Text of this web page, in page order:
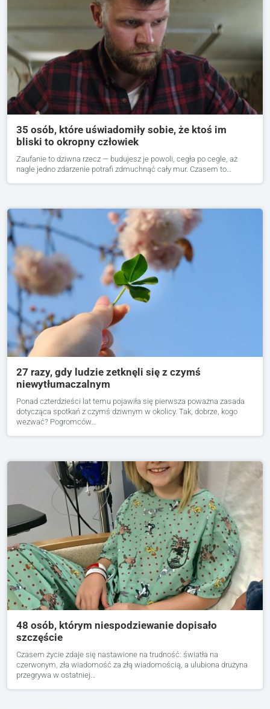
35 osób, które uświadomiły sobie, że ktoś im
bliski to okropny człowiek
Zaufanie to dziwna rzecz — budujesz je powoli, cegła po cegle, aż
nagle jedno zdarzenie potrafi zdmuchnąć cały mur. Czasem to…
27 razy, gdy ludzie zetknęli się z czymś
niewytłumaczalnym
Ponad czterdzieści lat temu pojawiła się pierwsza poważna zasada
dotycząca spotkań z czymś dziwnym w okolicy. Tak, dobrze, kogo
wezwać? Pogromców…
48 osób, którym niespodziewanie dopisało
szczęście
Czasem życie zdaje się nastawione na trudność: światła na
czerwonym, zła wiadomość za złą wiadomością, a ulubiona drużyna
przegrywa w ostatniej…